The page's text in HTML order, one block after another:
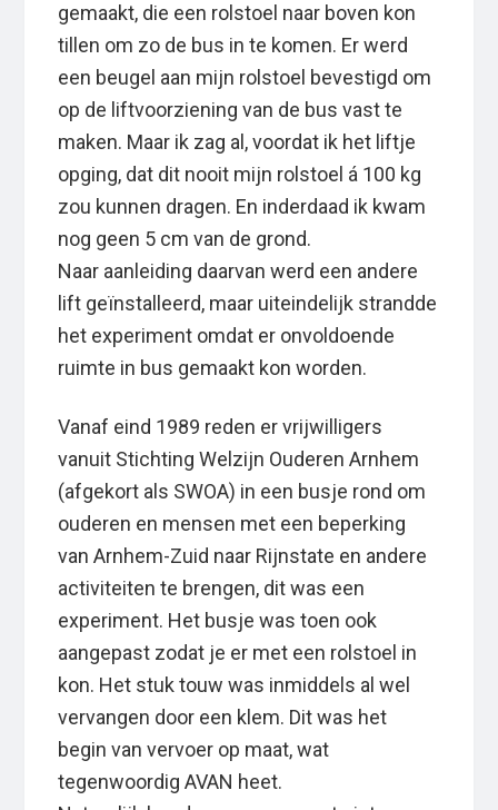
gemaakt, die een rolstoel naar boven kon
tillen om zo de bus in te komen. Er werd
een beugel aan mijn rolstoel bevestigd om
op de liftvoorziening van de bus vast te
maken. Maar ik zag al, voordat ik het liftje
opging, dat dit nooit mijn rolstoel á 100 kg
zou kunnen dragen. En inderdaad ik kwam
nog geen 5 cm van de grond.
Naar aanleiding daarvan werd een andere
lift geïnstalleerd, maar uiteindelijk strandde
het experiment omdat er onvoldoende
ruimte in bus gemaakt kon worden.
Vanaf eind 1989 reden er vrijwilligers
vanuit Stichting Welzijn Ouderen Arnhem
(afgekort als SWOA) in een busje rond om
ouderen en mensen met een beperking
van Arnhem-Zuid naar Rijnstate en andere
activiteiten te brengen, dit was een
experiment. Het busje was toen ook
aangepast zodat je er met een rolstoel in
kon. Het stuk touw was inmiddels al wel
vervangen door een klem. Dit was het
begin van vervoer op maat, wat
tegenwoordig AVAN heet.